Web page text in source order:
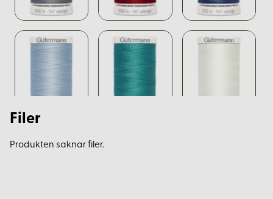
Filer
Produkten saknar filer.